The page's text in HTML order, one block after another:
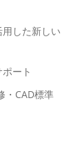
した新しい
ート
・CAD標準